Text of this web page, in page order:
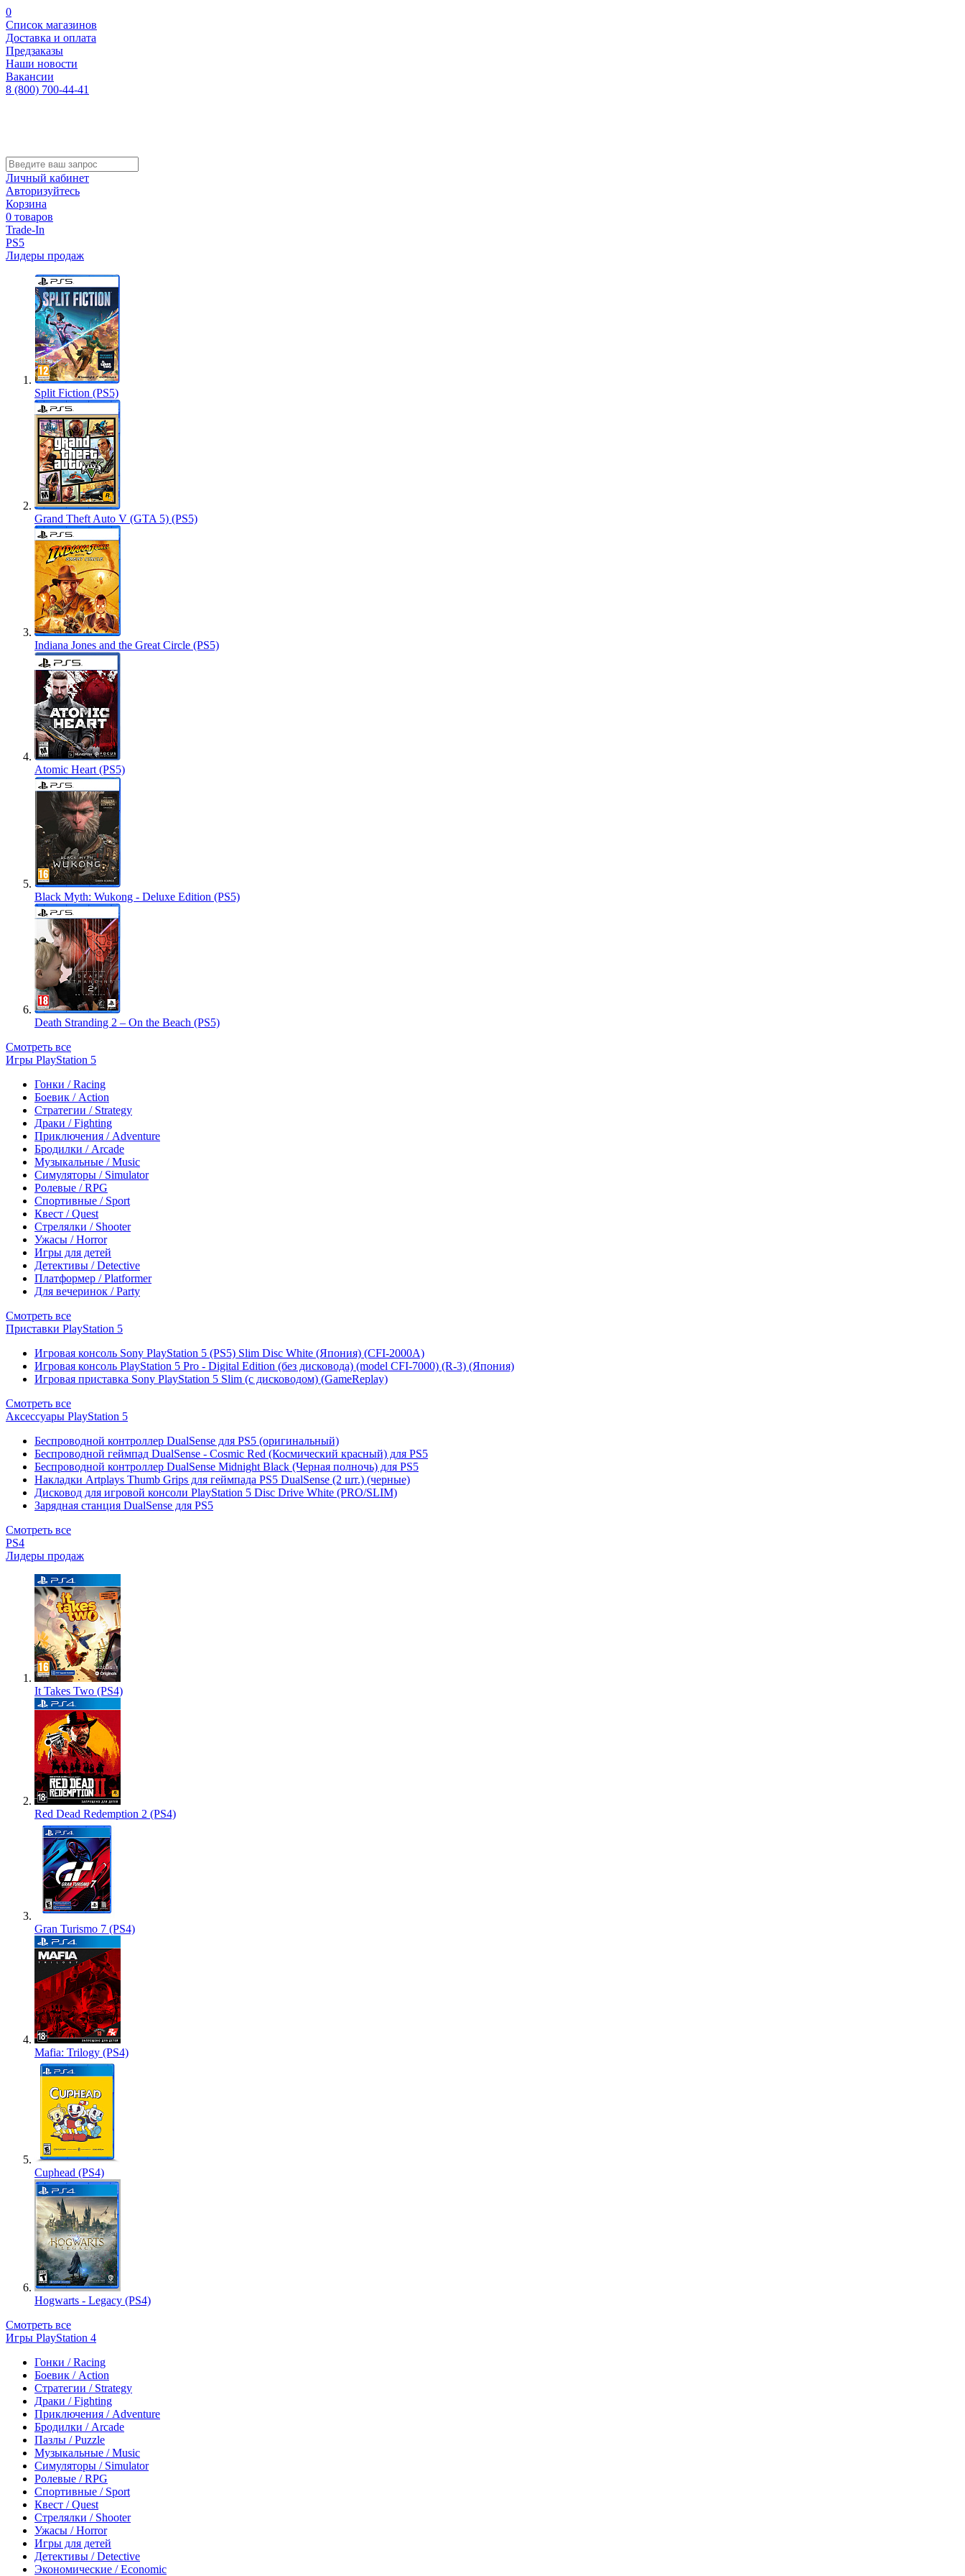
0
Список магазинов
Доставка и оплата
Предзаказы
Наши новости
Вакансии
8 (800) 700-44-41
Личный кабинет
Авторизуйтесь
Корзина
0 товаров
Trade-In
PS5
Лидеры продаж
Split Fiction (PS5)
Grand Theft Auto V (GTA 5) (PS5)
Indiana Jones and the Great Circle (PS5)
Atomic Heart (PS5)
Black Myth: Wukong - Deluxe Edition (PS5)
Death Stranding 2 – On the Beach (PS5)
Смотреть все
Игры PlayStation 5
Гонки / Racing
Боевик / Action
Стратегии / Strategy
Драки / Fighting
Приключения / Adventure
Бродилки / Arcade
Музыкальные / Music
Симуляторы / Simulator
Ролевые / RPG
Спортивные / Sport
Квест / Quest
Стрелялки / Shooter
Ужасы / Horror
Игры для детей
Детективы / Detective
Платформер / Platformer
Для вечеринок / Party
Смотреть все
Приставки PlayStation 5
Игровая консоль Sony PlayStation 5 (PS5) Slim Disc White (Япония) (CFI-2000A)
Игровая консоль PlayStation 5 Pro - Digital Edition (без дисковода) (model CFI-7000) (R-3) (Япония)
Игровая приставка Sony PlayStation 5 Slim (с дисководом) (GameReplay)
Смотреть все
Аксессуары PlayStation 5
Беспроводной контроллер DualSense для PS5 (оригинальный)
Беспроводной геймпад DualSense - Cosmic Red (Космический красный) для PS5
Беспроводной контроллер DualSense Midnight Black (Черная полночь) для PS5
Накладки Artplays Thumb Grips для геймпада PS5 DualSense (2 шт.) (черные)
Дисковод для игровой консоли PlayStation 5 Disc Drive White (PRO/SLIM)
Зарядная станция DualSense для PS5
Смотреть все
PS4
Лидеры продаж
It Takes Two (PS4)
Red Dead Redemption 2 (PS4)
Gran Turismo 7 (PS4)
Mafia: Trilogy (PS4)
Cuphead (PS4)
Hogwarts - Legacy (PS4)
Смотреть все
Игры PlayStation 4
Гонки / Racing
Боевик / Action
Стратегии / Strategy
Драки / Fighting
Приключения / Adventure
Бродилки / Arcade
Пазлы / Puzzle
Музыкальные / Music
Симуляторы / Simulator
Ролевые / RPG
Спортивные / Sport
Квест / Quest
Стрелялки / Shooter
Ужасы / Horror
Игры для детей
Детективы / Detective
Экономические / Economic